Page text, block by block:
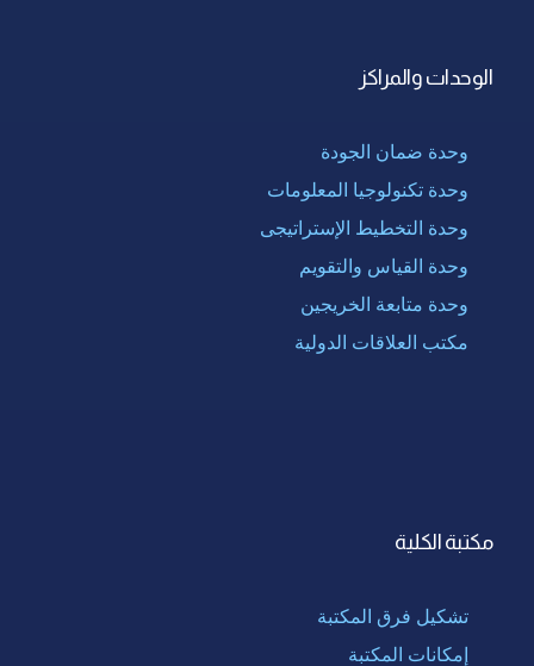
الوحدات والمراكز
وحدة ضمان الجودة
وحدة تكنولوجيا المعلومات
وحدة التخطيط الإستراتيجى
وحدة القياس والتقويم
وحدة متابعة الخريجين
مكتب العلاقات الدولية
مكتبة الكلية
تشكيل فرق المكتبة
إمكانات المكتبة